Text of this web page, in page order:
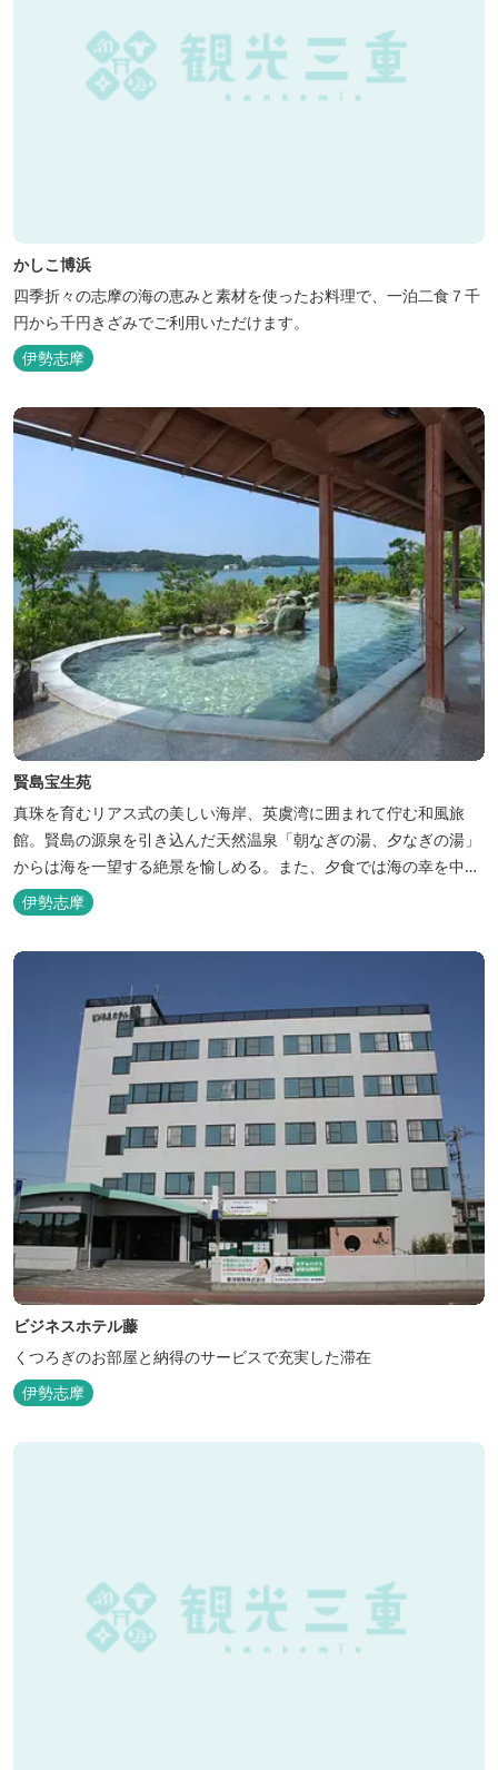
かしこ博浜
四季折々の志摩の海の恵みと素材を使ったお料理で、一泊二食７千
円から千円きざみでご利用いただけます。
伊勢志摩
賢島宝生苑
真珠を育むリアス式の美しい海岸、英虞湾に囲まれて佇む和風旅
館。賢島の源泉を引き込んだ天然温泉「朝なぎの湯、夕なぎの湯」
からは海を一望する絶景を愉しめる。また、夕食では海の幸を中心
とした和会席でおもてなしいたします。
伊勢志摩
ビジネスホテル藤
くつろぎのお部屋と納得のサービスで充実した滞在
伊勢志摩